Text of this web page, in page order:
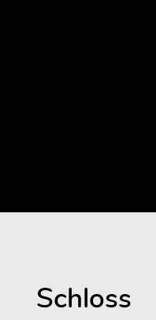
Schloss